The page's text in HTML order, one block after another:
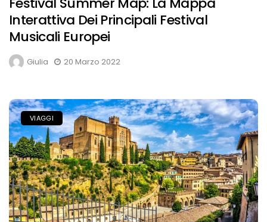
Interattiva Dei Principali Festival
Musicali Europei
Giulia 20 Marzo 2022
VIAGGI